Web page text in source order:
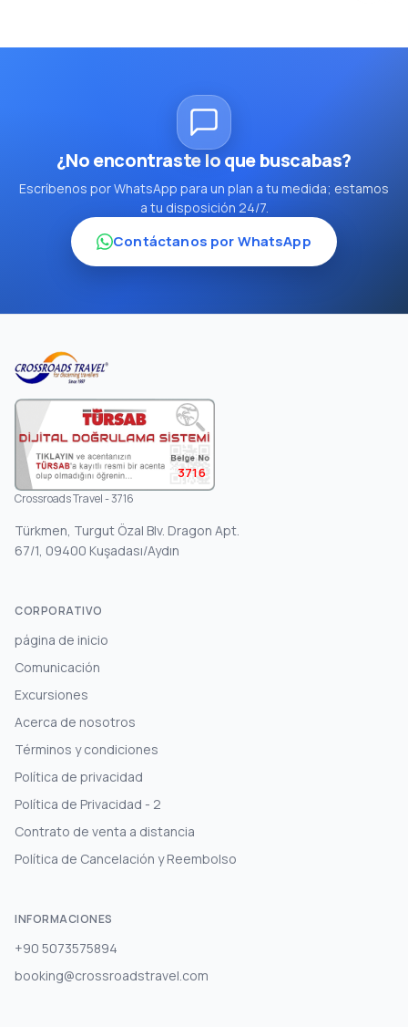
¿No encontraste lo que buscabas?
Escríbenos por WhatsApp para un plan a tu medida; estamos
a tu disposición 24/7.
Contáctanos por WhatsApp
3716
Crossroads Travel - 3716
Türkmen, Turgut Özal Blv. Dragon Apt.
67/1, 09400 Kuşadası/Aydın
CORPORATIVO
página de inicio
Comunicación
Excursiones
Acerca de nosotros
Términos y condiciones
Política de privacidad
Política de Privacidad - 2
Contrato de venta a distancia
Política de Cancelación y Reembolso
INFORMACIONES
+90 5073575894
booking@crossroadstravel.com